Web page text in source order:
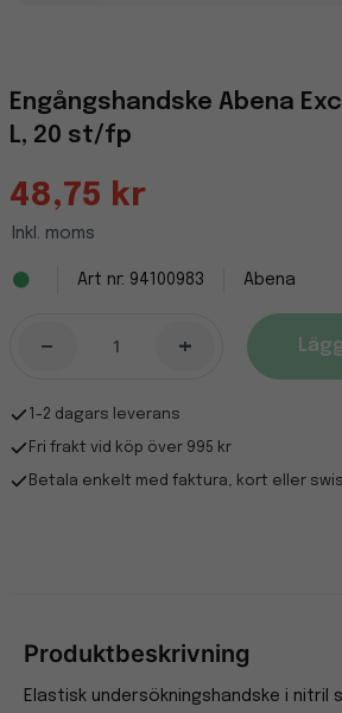
Engångshandske Abena
L, 20 st/fp
48,75 kr
Inkl. moms
94100983 Abena
- +
1-2 dagars leverans
Fri frakt vid köp över 995 kr
Betala enkelt med faktura, kort eller
Produktbeskrivning
Elastisk undersökningshandske i nitril